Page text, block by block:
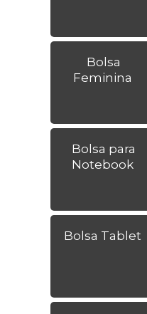
Bolsa
Feminina
Bolsa para
Notebook
Bolsa Tablet